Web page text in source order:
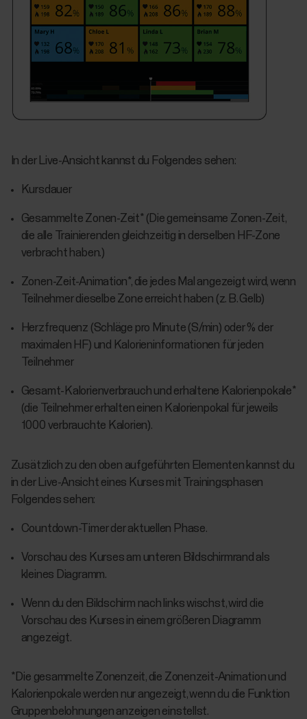
In der Live-Ansicht kannst du Folgendes sehen:
Kursdauer
Gesammelte Zonen-Zeit* (Die gemeinsame Zonen-Zeit,
die alle Trainierenden gleichzeitig in derselben HF-Zone
verbracht haben.)
Zonen-Zeit-Animation*, die jedes Mal angezeigt wird, wenn
Teilnehmer dieselbe Zone erreicht haben (z. B. Gelb)
Herzfrequenz (Schläge pro Minute (S/min) oder % der
maximalen HF) und Kalorieninformationen für jeden
Teilnehmer
Gesamt-Kalorienverbrauch und erhaltene Kalorienpokale*
(die Teilnehmer erhalten einen Kalorienpokal für jeweils
1000 verbrauchte Kalorien).
Zusätzlich zu den oben aufgeführten Elementen kannst du
in der Live-Ansicht eines Kurses mit Trainingsphasen
Folgendes sehen:
Countdown-Timer der aktuellen Phase.
Vorschau des Kurses am unteren Bildschirmrand als
kleines Diagramm.
Wenn du den Bildschirm nach links wischst, wird die
Vorschau des Kurses in einem größeren Diagramm
angezeigt.
*Die gesammelte Zonenzeit, die Zonenzeit-Animation und
Kalorienpokale werden nur angezeigt, wenn du die Funktion
Gruppenbelohnungen anzeigen einstellst.